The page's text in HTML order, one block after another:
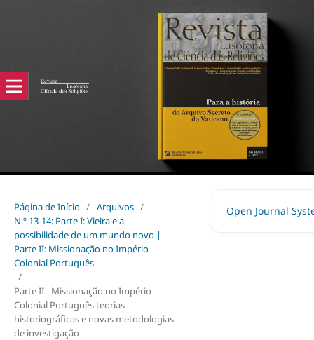
Página de Início / Arquivos /
N.º 13-14: Parte I: Vieira e a
possibilidade de um mundo novo |
Parte II: Missionação no Império
Colonial Português
/
Parte II - Missionação no Império
Colonial Português teorias
historiográficas e novas metodologias
de investigação
Open Journal